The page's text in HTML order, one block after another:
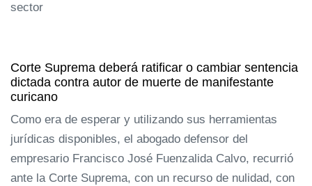
sector
Corte Suprema deberá ratificar o cambiar sentencia
dictada contra autor de muerte de manifestante
curicano
Como era de esperar y utilizando sus herramientas
jurídicas disponibles, el abogado defensor del
empresario Francisco José Fuenzalida Calvo, recurrió
ante la Corte Suprema, con un recurso de nulidad, con